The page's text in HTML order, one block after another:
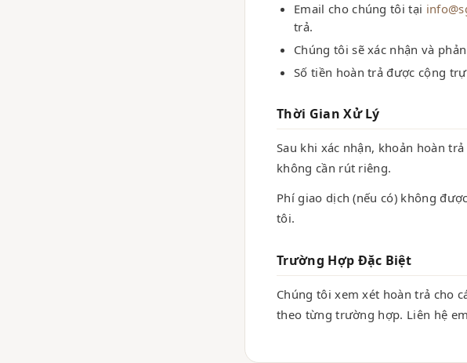
Email cho chúng tôi tại
trả.
Chúng tôi sẽ xác nhận và
Số tiền hoàn trả được cộng
Thời Gian Xử Lý
Sau khi xác nhận, khoản hoàn
không cần rút riêng.
Phí giao dịch (nếu có) không
tôi.
Trường Hợp Đặc Biệt
Chúng tôi xem xét hoàn trả cho
theo từng trường hợp. Liên hệ